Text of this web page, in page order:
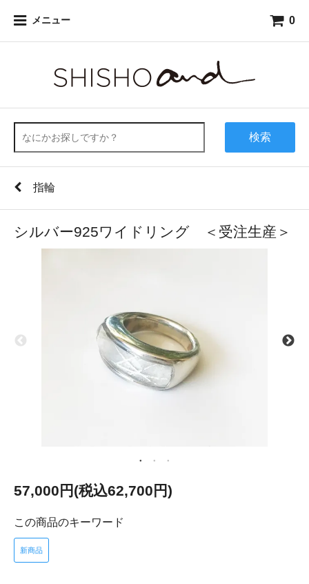
メニュー 0
検索
指輪
シルバー925ワイドリング ＜受注生産＞
57,000円(税込62,700円)
この商品のキーワード
新商品